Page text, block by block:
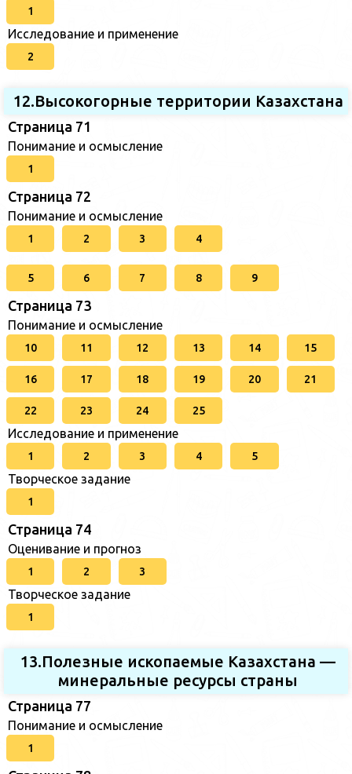
1
Исследование и применение
2
12.Высокогорные территории Казахстана
Страница 71
Понимание и осмысление
1
Страница 72
Понимание и осмысление
1 2 3 4
5 6 7 8 9
Страница 73
Понимание и осмысление
10 11 12 13 14 15
16 17 18 19 20 21
22 23 24 25
Исследование и применение
1 2 3 4 5
Творческое задание
1
Страница 74
Оценивание и прогноз
1 2 3
Творческое задание
1
13.Полезные ископаемые Казахстана —
минеральные ресурсы страны
Страница 77
Понимание и осмысление
1